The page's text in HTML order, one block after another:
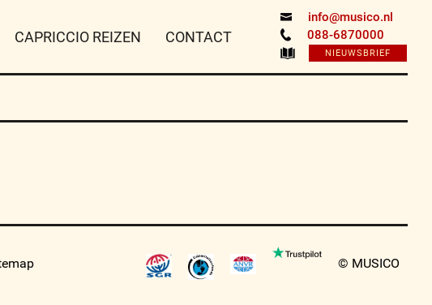
info@musico.nl
088-6870000
NIEUWSBRIEF
CAPRICCIO REIZEN CONTACT
© MUSICO